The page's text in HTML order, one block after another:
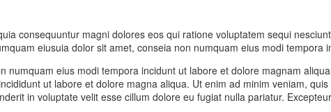
consequuntur magni dolores eos qui ratione voluptatem sequi
eiusuia dolor sit amet, conseia non numquam eius modi tempora
eius modi tempora incidunt ut labore et dolore magnam
ut labore et dolore magna aliqua. Ut enim ad minim veniam,
in voluptate velit esse cillum dolore eu fugiat nulla pariatur.